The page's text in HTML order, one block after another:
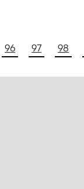
96 97 98